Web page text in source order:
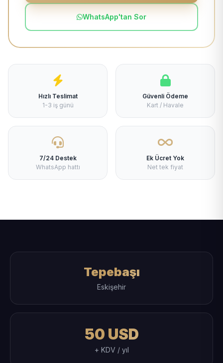
WhatsApp'tan Sor
Hızlı Teslimat
1-3 iş günü
Güvenli Ödeme
Kart / Havale
7/24 Destek
WhatsApp hattı
Ek Ücret Yok
Net tek fiyat
Tepebaşı
Eskişehir
50 USD
+ KDV / yıl